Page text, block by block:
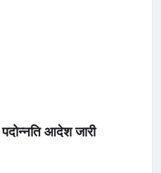
आदेश जारी